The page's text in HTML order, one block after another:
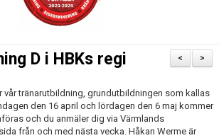
>
<
D i HBKs regi
vår tränarutbildning, grundutbildningen som kallas
den 16 april och lördagen den 6 maj kommer
och du anmäler dig via Värmlands
från och med nästa vecka. Håkan Werme är